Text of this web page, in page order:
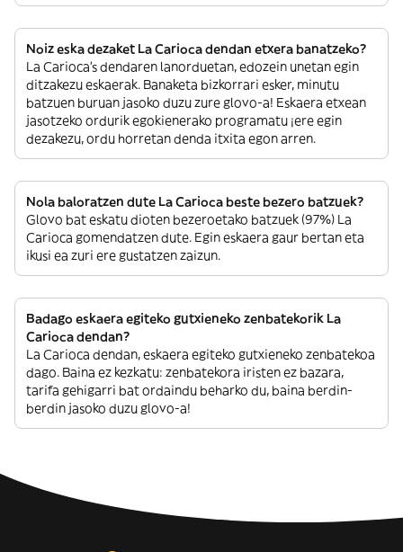
Noiz eska dezaket La Carioca dendan etxera banatzeko?
La Carioca’s dendaren lanorduetan, edozein unetan egin
ditzakezu eskaerak. Banaketa bizkorrari esker, minutu
batzuen buruan jasoko duzu zure glovo-a! Eskaera etxean
jasotzeko ordurik egokienerako programatu ¡ere egin
dezakezu, ordu horretan denda itxita egon arren.
Nola baloratzen dute La Carioca beste bezero batzuek?
Glovo bat eskatu dioten bezeroetako batzuek (97%) La
Carioca gomendatzen dute. Egin eskaera gaur bertan eta
ikusi ea zuri ere gustatzen zaizun.
Badago eskaera egiteko gutxieneko zenbatekorik La
Carioca dendan?
La Carioca dendan, eskaera egiteko gutxieneko zenbatekoa
dago. Baina ez kezkatu: zenbatekora iristen ez bazara,
tarifa gehigarri bat ordaindu beharko du, baina berdin-
berdin jasoko duzu glovo-a!